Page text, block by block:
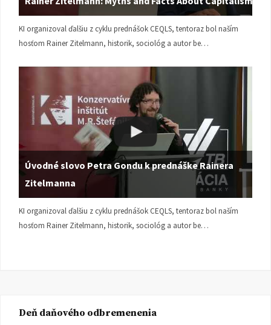
KI organizoval ďalšiu z cyklu prednášok CEQLS, tentoraz bol naším
hosťom Rainer Zitelmann, historik, sociológ a autor be…
Úvodné slovo Petra Gondu k prednáške Rainera
Zitelmanna
KI organizoval ďalšiu z cyklu prednášok CEQLS, tentoraz bol naším
hosťom Rainer Zitelmann, historik, sociológ a autor be…
Deň daňového odbremenenia